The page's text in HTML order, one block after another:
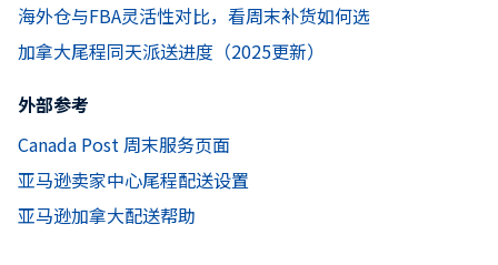
海外仓与FBA灵活性对比，看周末补货如何选
加拿大尾程同天派送进度（2025更新）
外部参考
Canada Post 周末服务页面
亚马逊卖家中心尾程配送设置
亚马逊加拿大配送帮助